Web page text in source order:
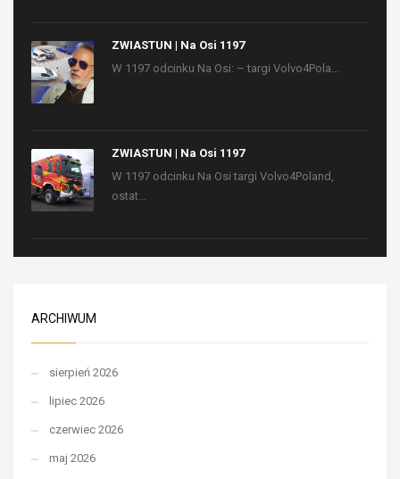
ZWIASTUN | Na Osi 1197
W 1197 odcinku Na Osi: – targi Volvo4Pola...
ZWIASTUN | Na Osi 1197
W 1197 odcinku Na Osi targi Volvo4Poland,
ostat...
ARCHIWUM
sierpień 2026
lipiec 2026
czerwiec 2026
maj 2026